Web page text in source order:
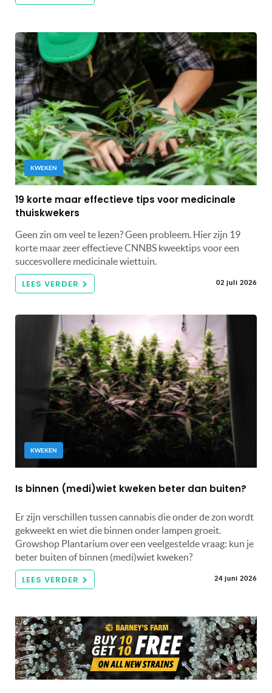
KWEKEN
19 korte maar effectieve tips voor medicinale
thuiskwekers
Geen zin om veel te lezen? Geen probleem. Hier zijn 19
korte maar zeer effectieve CNNBS kweektips voor een
succesvollere medicinale wiettuin.
LEES VERDER 02 juli 2026
KWEKEN
Is binnen (medi)wiet kweken beter dan buiten?
Er zijn verschillen tussen cannabis die onder de zon wordt
gekweekt en wiet die binnen onder lampen groeit.
Growshop Plantarium over een veelgestelde vraag: kun je
beter buiten of binnen (medi)wiet kweken?
LEES VERDER 24 juni 2026